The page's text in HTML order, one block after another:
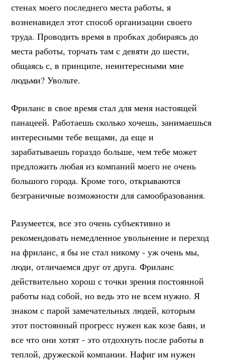
стенах моего последнего места работы, я
возненавидел этот способ организации своего
труда. Проводить время в пробках добираясь до
места работы, торчать там с девяти до шести,
общаясь с, в принципе, неинтересными мне
людьми? Увольте.
Фриланс в свое время стал для меня настоящей
панацеей. Работаешь сколько хочешь, занимаешься
интересными тебе вещами, да еще и
зарабатываешь гораздо больше, чем тебе может
предложить любая из компаний моего не очень
большого города. Кроме того, открываются
безграничные возможности для самообразования.
Разумеется, все это очень субъективно и
рекомендовать немедленное увольнение и переход
на фриланс, я бы не стал никому - уж очень мы,
люди, отличаемся друг от друга. Фриланс
действительно хорош с точки зрения постоянной
работы над собой, но ведь это не всем нужно. Я
знаком с парой замечательных людей, которым
этот постоянный прогресс нужен как козе баян, и
все что они хотят - это отдохнуть после работы в
теплой, дружеской компании. Нафиг им нужен